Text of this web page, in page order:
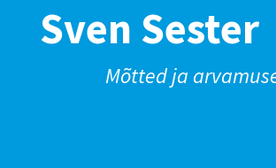
Sven Sester
Mõtted ja